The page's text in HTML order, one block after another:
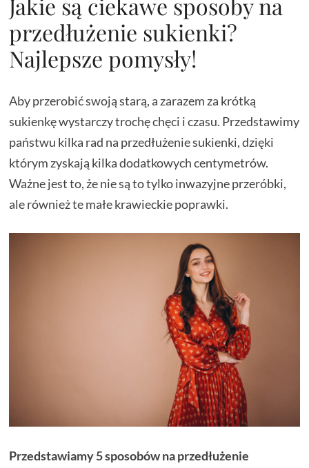
Jakie są ciekawe sposoby na
przedłużenie sukienki?
Najlepsze pomysły!
Aby przerobić swoją starą, a zarazem za krótką
sukienkę wystarczy trochę chęci i czasu. Przedstawimy
państwu kilka rad na przedłużenie sukienki, dzięki
którym zyskają kilka dodatkowych centymetrów.
Ważne jest to, że nie są to tylko inwazyjne przeróbki,
ale również te małe krawieckie poprawki.
Przedstawiamy 5 sposobów na przedłużenie